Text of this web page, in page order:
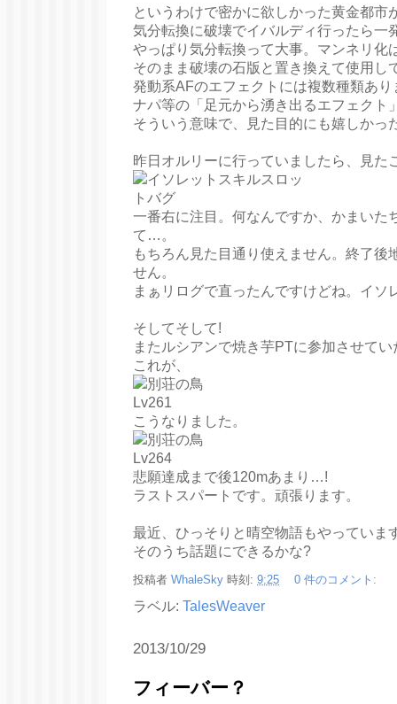
というわけで密かに欲しかった黄金都市
気分転換に破壊でイバルディ行ったら一
やっぱり気分転換って大事。マンネリ化
そのまま破壊の石版と置き換えて使用し
発動系AFのエフェクトには複数種類あ
ナパ等の「足元から湧き出るエフェクト
そういう意味で、見た目的にも嬉しかっ
昨日オルリーに行っていましたら、見た
一番右に注目。何なんですか、かまいた
て…。
もちろん見た目通り使えません。終了後
せん。
まぁリログで直ったんですけどね。イソ
そしてそして!
またルシアンで焼き芋PTに参加させて
これが、
こうなりました。
悲願達成まで後120mあまり…!
ラストスパートです。頑張ります。
最近、ひっそりと晴空物語もやっていま
そのうち話題にできるかな?
投稿者 WhaleSky 時刻: 9:25 0 件のコメント:
ラベル: TalesWeaver
2013/10/29
フィーバー？